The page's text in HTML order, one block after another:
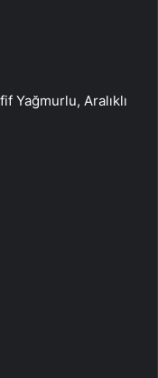
Yağmurlu, Aralıklı